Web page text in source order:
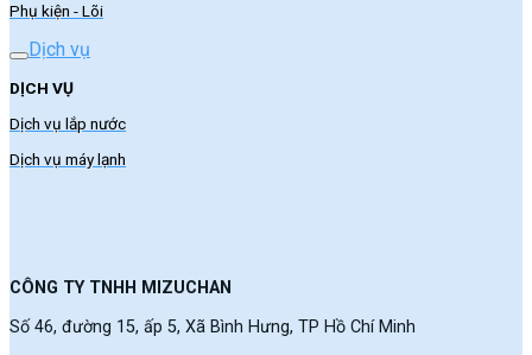
Phụ kiện - Lõi
Dịch vụ
DỊCH VỤ
Dịch vụ lắp nước
Dịch vụ máy lạnh
CÔNG TY TNHH MIZUCHAN
Số 46, đường 15, ấp 5, Xã Bình Hưng, TP Hồ Chí Minh